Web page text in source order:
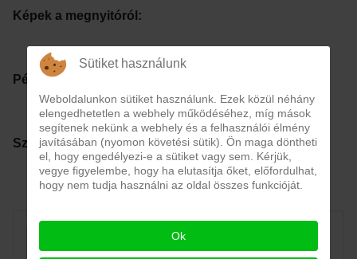
Képek a megnyitóról:
Pénteki képek:
Szombati képek:
Sütiket használunk
Weboldalunkon sütiket használunk. Ezek közül néhány
elengedhetetlen a webhely működéséhez, míg mások
segítenek nekünk a webhely és a felhasználói élmény
javításában (nyomon követési sütik). Ön maga döntheti
el, hogy engedélyezi-e a sütiket vagy sem. Kérjük,
vegye figyelembe, hogy ha elutasítja őket, előfordulhat,
hogy nem tudja használni az oldal összes funkcióját.
Ok